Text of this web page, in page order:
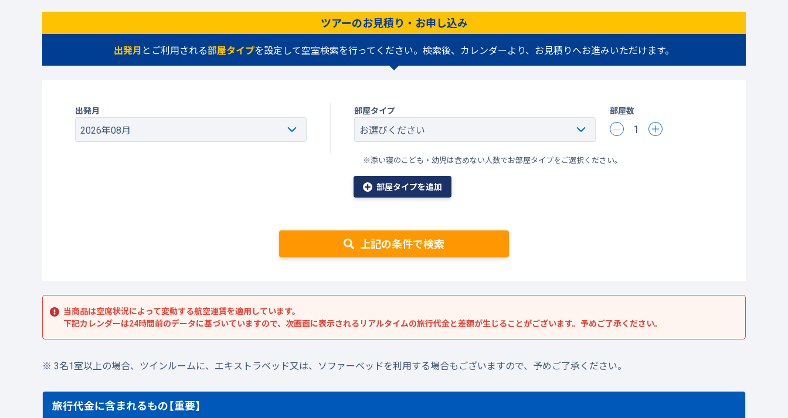
ツアーのお見積り・お申し込み
出発月 とご利用される部屋タイプを設定して空室検索を行ってください。検索後、カレンダーより、お見積りへお進みいただけます。
出発月 部屋タイプ 部屋数
1
※添い寝のこども・幼児は含めない人数でお部屋タイプをご選択ください。
部屋タイプを追加
上記の条件で検索
当商品は空席状況によって変動する航空運賃を適用しています。
下記カレンダーは24時間前のデータに基づいていますので、次画面に表示されるリアルタイムの旅行代金と差額が生じることがございます。予めご了承ください。
3名1室以上の場合、ツインルームに、エキストラベッド又は、ソファーベッドを利用する場合もございますので、予めご了承ください。
旅行代金に含まれるもの【重要】